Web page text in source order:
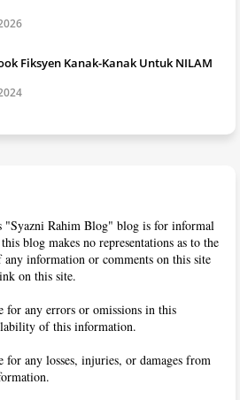
Fiksyen Kanak-Kanak Untuk NILAM
"Syazni Rahim Blog" blog is for informal
blog makes no representations as to the
any information or comments on this site
on this site.
any errors or omissions in this
of this information.
any losses, injuries, or damages from